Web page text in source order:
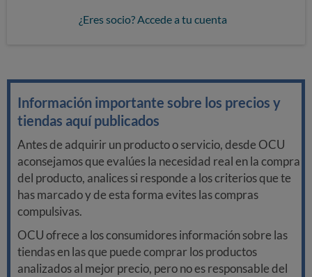
¿Eres socio? Accede a tu cuenta
Información importante sobre los precios y
tiendas aquí publicados
Antes de adquirir un producto o servicio, desde OCU
aconsejamos que evalúes la necesidad real en la compra
del producto, analices si responde a los criterios que te
has marcado y de esta forma evites las compras
compulsivas.
OCU ofrece a los consumidores información sobre las
tiendas en las que puede comprar los productos
analizados al mejor precio, pero no es responsable del